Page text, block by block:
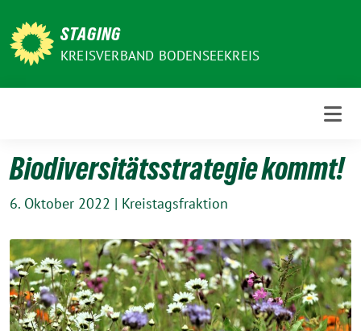
zum
Inhalt
STAGING
KREISVERBAND BODENSEEKREIS
Biodiversitätsstrategie kommt!
6. Oktober 2022 | Kreistagsfraktion